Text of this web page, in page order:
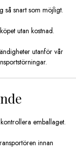
så snart som möjligt.
utan kostnad.
utanför vår
emballaget.
innan